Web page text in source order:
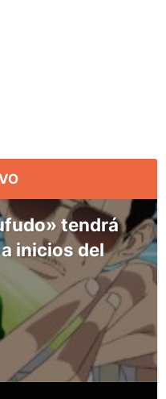
tendrá
inicios del